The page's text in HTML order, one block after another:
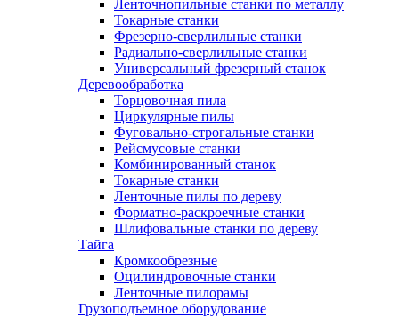
Ленточнопильные станки по металлу
Токарные станки
Фрезерно-сверлильные станки
Радиально-сверлильные станки
Универсальный фрезерный станок
Деревообработка
Торцовочная пила
Циркулярные пилы
Фуговально-строгальные станки
Рейсмусовые станки
Комбинированный станок
Токарные станки
Ленточные пилы по дереву
Форматно-раскроечные станки
Шлифовальные станки по дереву
Тайга
Кромкообрезные
Оцилиндровочные станки
Ленточные пилорамы
Грузоподъемное оборудование